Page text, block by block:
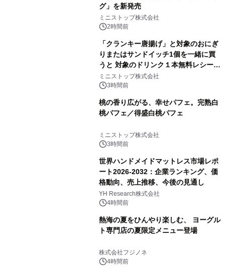
グ」を新発売
ミニストップ株式会社
2時間前
「クランキー唐揚げ」と対象のおにぎ
りまたはサンドイッチ1個を一緒に買
うと 対象のドリンク１本無料レシート
クーポンもらえる！※1
ミニストップ株式会社
3時間前
桃の香り広がる、幸せパフェ。完熟白
桃パフェ／得盛白桃パフェ
ミニストップ株式会社
3時間前
世界ハンドメイドマットレス市場レポ
ート2026-2032：企業ランキング、価
格動向、売上推移、今後の見通し
YH Research株式会社
4時間前
熱海の夏をひんやり楽しむ、 ヨーグル
ト専門店の夏限定メニュー登場
株式会社フジノネ
4時間前